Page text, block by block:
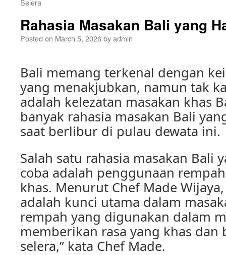
Selera
Rahasia Masakan Bali yang
Posted on March 5, 2026byadmin
Bali memang terkenal dengan
yang menakjubkan, namun tak
adalah kelezatan masakan khas
banyak rahasia masakan Bali
saat berlibur di pulau dewata ini.
Salah satu rahasia masakan Bali
coba adalah penggunaan
khas. Menurut Chef Made
adalah kunci utama dalam
rempah yang digunakan dalam
memberikan rasa yang khas
selera,” kata Chef Made.